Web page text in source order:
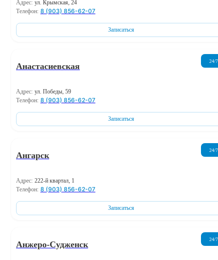
Адрес: ул. Крымская, 24
Телефон: 8 (903) 856-62-07
Записаться
Анастасиевская
24/7
Адрес: ул. Победы, 59
Телефон: 8 (903) 856-62-07
Записаться
Ангарск
24/7
Адрес: 222-й квартал, 1
Телефон: 8 (903) 856-62-07
Записаться
Анжеро-Судженск
24/7